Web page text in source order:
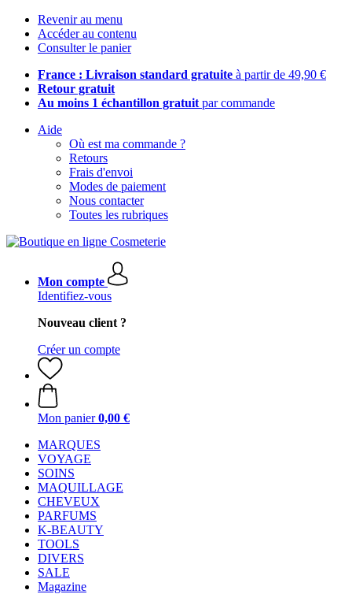
Revenir au menu
Accéder au contenu
Consulter le panier
France : Livraison standard gratuite à partir de 49,90 €
Retour gratuit
Au moins 1 échantillon gratuit par commande
Aide
Où est ma commande ?
Retours
Frais d'envoi
Modes de paiement
Nous contacter
Toutes les rubriques
Mon compte
Identifiez-vous
Nouveau client ?
Créer un compte
Mon panier 0,00 €
MARQUES
VOYAGE
SOINS
MAQUILLAGE
CHEVEUX
PARFUMS
K-BEAUTY
TOOLS
DIVERS
SALE
Magazine